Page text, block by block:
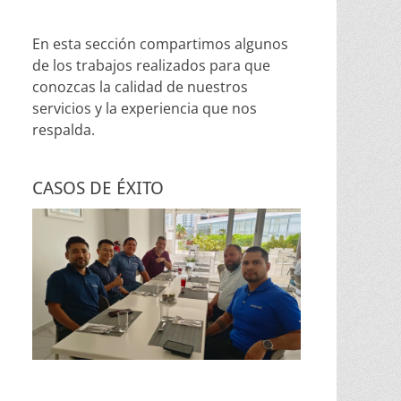
En esta sección compartimos algunos
de los trabajos realizados para que
conozcas la calidad de nuestros
servicios y la experiencia que nos
respalda.
CASOS DE ÉXITO